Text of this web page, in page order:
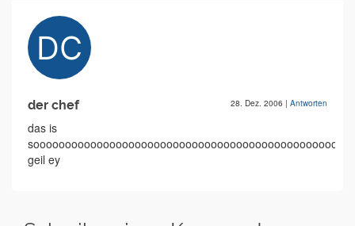
der chef 28. Dez. 2006 | Antworten
das is
geil ey